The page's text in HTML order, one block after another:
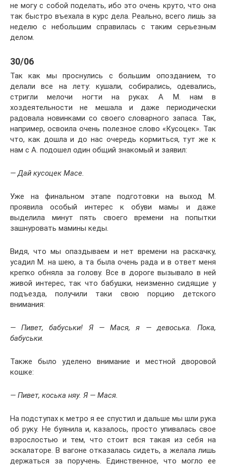
не могу с собой поделать, ибо это очень круто, что она
так быстро въехала в курс дела. Реально, всего лишь за
неделю с небольшим справилась с таким серьезным
делом.
30/06
Так как мы проснулись с большим опозданием, то
делали все на лету: кушали, собирались, одевались,
стригли мелочи ногти на руках. А М. нам в
хоздеятельности не мешала и даже периодически
радовала новинками со своего словарного запаса. Так,
например, освоила очень полезное слово «Кусоцек». Так
что, как дошла и до нас очередь кормиться, тут же к
нам с А. подошел один общий знакомый и заявил:
— Дай кусоцек Масе.
Уже на финальном этапе подготовки на выход М.
проявила особый интерес к обуви мамы и даже
выделила минут пять своего времени на попытки
зашнуровать мамины кеды.
Видя, что мы опаздываем и нет времени на раскачку,
усадил М. на шею, а та была очень рада и в ответ меня
крепко обняла за голову. Все в дороге вызывало в ней
живой интерес, так что бабушки, неизменно сидящие у
подъезда, получили таки свою порцию детского
внимания:
— Пивет, бабуськи! Я — Мася, я — девоська. Пока,
бабуськи.
Также было уделено внимание и местной дворовой
кошке:
— Пивет, коська няу. Я — Мася.
На подступах к метро я ее спустил и дальше мы шли рука
об руку. Не буянила и, казалось, просто упивалась свое
взрослостью и тем, что стоит вся такая из себя на
эскалаторе. В вагоне отказалась сидеть, а желала лишь
держаться за поручень. Единственное, что могло ее